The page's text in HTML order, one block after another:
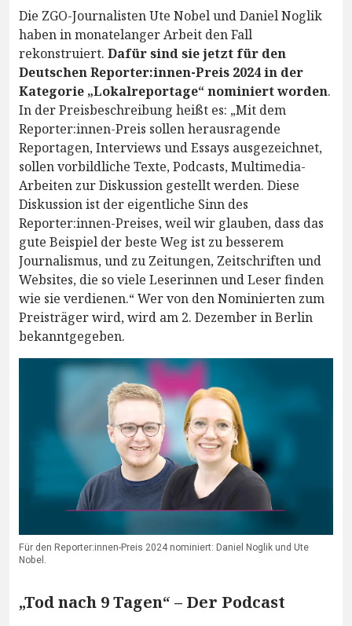
Die ZGO-Journalisten Ute Nobel und Daniel Noglik
haben in monatelanger Arbeit den Fall
rekonstruiert. Dafür sind sie jetzt für den
Deutschen Reporter:innen-Preis 2024 in der
Kategorie „Lokalreportage“ nominiert worden.
In der Preisbeschreibung heißt es: „Mit dem
Reporter:innen-Preis sollen herausragende
Reportagen, Interviews und Essays ausgezeichnet,
sollen vorbildliche Texte, Podcasts, Multimedia-
Arbeiten zur Diskussion gestellt werden. Diese
Diskussion ist der eigentliche Sinn des
Reporter:innen-Preises, weil wir glauben, dass das
gute Beispiel der beste Weg ist zu besserem
Journalismus, und zu Zeitungen, Zeitschriften und
Websites, die so viele Leserinnen und Leser finden
wie sie verdienen.“ Wer von den Nominierten zum
Preisträger wird, wird am 2. Dezember in Berlin
bekanntgegeben.
Für den Reporter:innen-Preis 2024 nominiert: Daniel Noglik und Ute
Nobel.
„Tod nach 9 Tagen“ – Der Podcast